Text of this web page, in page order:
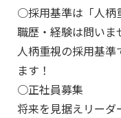
○採用基準は「人柄
職歴・経験は問いま
人柄重視の採用基
ます！
○正社員募集
将来を見据えリーダ